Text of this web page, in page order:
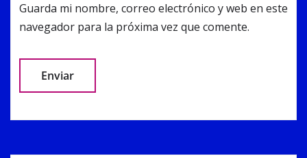
Guarda mi nombre, correo electrónico y web en este
navegador para la próxima vez que comente.
Alternative: